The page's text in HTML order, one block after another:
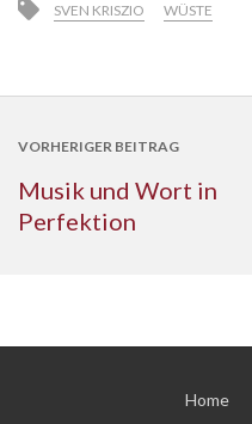
SVEN KRISZIO WÜSTE
VORHERIGER BEITRAG
Musik und Wort in
Perfektion
Home